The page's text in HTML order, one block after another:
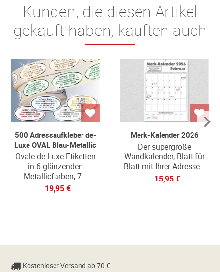
Kunden, die diesen Artikel
gekauft haben, kauften auch
500 Adressaufkleber de-
Luxe OVAL Blau-Metallic
Ovale de-Luxe-Etiketten
in 6 glänzenden
Metallicfarben, 7...
19,95 €
Merk-Kalender 2026
Der supergroße
Wandkalender, Blatt für
Blatt mit Ihrer Adresse...
15,95 €
Kostenloser Versand ab 70 €